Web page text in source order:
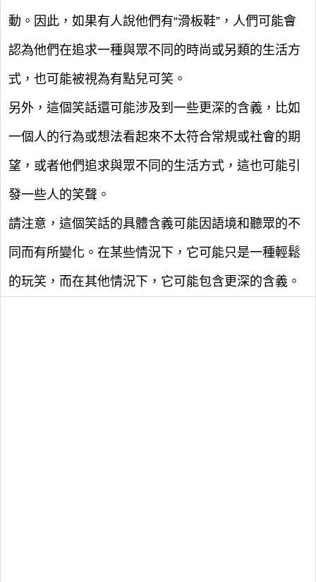
動。因此，如果有人說他們有“滑板鞋”，人們可能會
認為他們在追求一種與眾不同的時尚或另類的生活方
式，也可能被視為有點兒可笑。
另外，這個笑話還可能涉及到一些更深的含義，比如
一個人的行為或想法看起來不太符合常規或社會的期
望，或者他們追求與眾不同的生活方式，這也可能引
發一些人的笑聲。
請注意，這個笑話的具體含義可能因語境和聽眾的不
同而有所變化。在某些情況下，它可能只是一種輕鬆
的玩笑，而在其他情況下，它可能包含更深的含義。